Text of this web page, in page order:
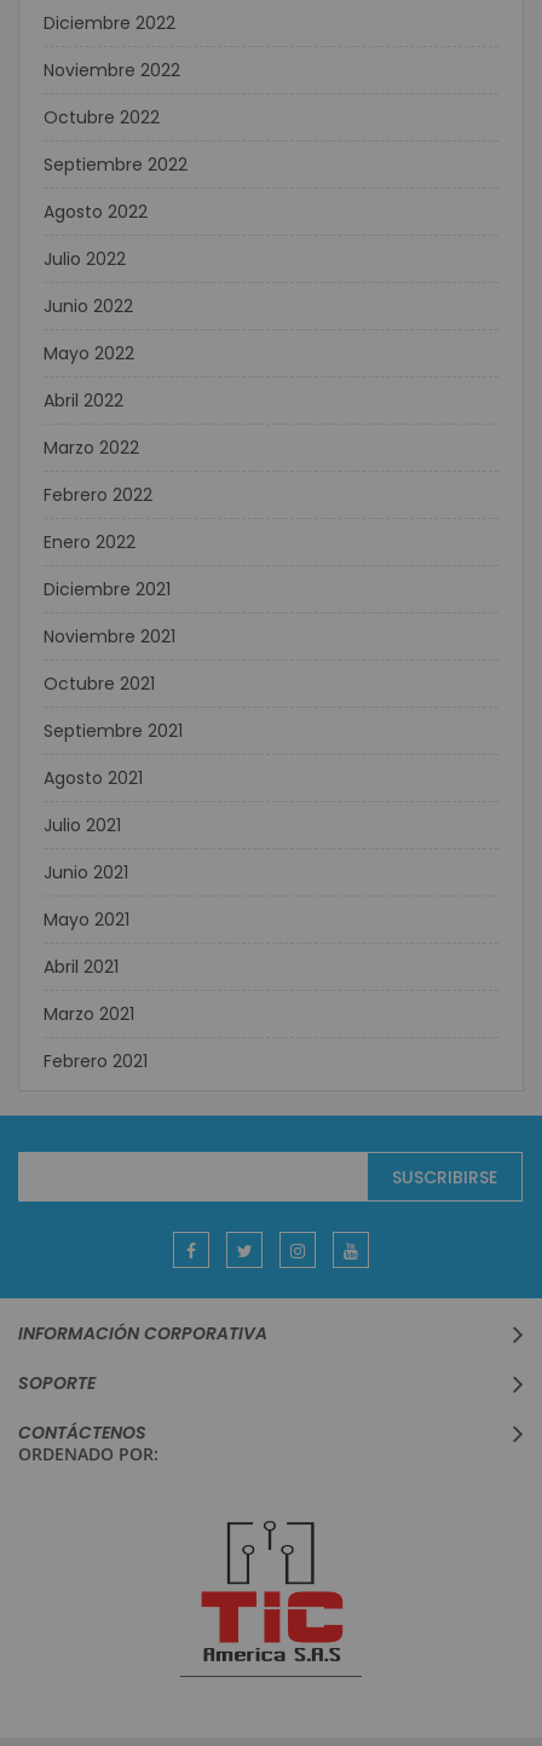
Diciembre 2022
Noviembre 2022
Octubre 2022
Septiembre 2022
Agosto 2022
Julio 2022
Junio 2022
Mayo 2022
Abril 2022
Marzo 2022
Febrero 2022
Enero 2022
Diciembre 2021
Noviembre 2021
Octubre 2021
Septiembre 2021
Agosto 2021
Julio 2021
Junio 2021
Mayo 2021
Abril 2021
Marzo 2021
Febrero 2021
boletín
SUSCRIBIRSE
INFORMACIÓN CORPORATIVA
SOPORTE
CONTÁCTENOS
ORDENADO POR: